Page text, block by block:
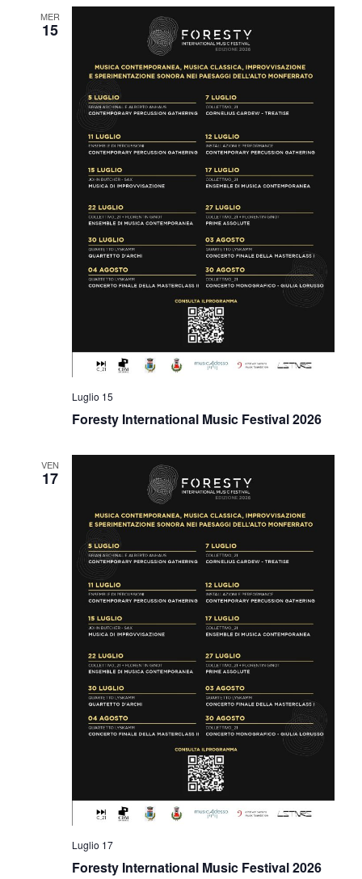
MER
15
Luglio 15
Foresty International Music Festival 2026
VEN
17
Luglio 17
Foresty International Music Festival 2026